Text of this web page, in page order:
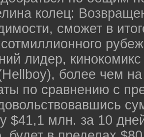
колец:
сможет в
лидер,
более чем
по сравнению с
$41,1 млн. за 10